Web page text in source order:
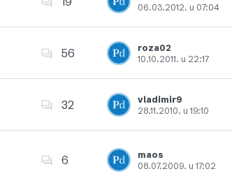
06.03.2012. u 07:04
Dodajte u favorite
56
roza02
10.10.2011. u 22:17
Dodajte u favorite
32
vladimir9
28.11.2010. u 19:10
6
maos
08.07.2009. u 17:02